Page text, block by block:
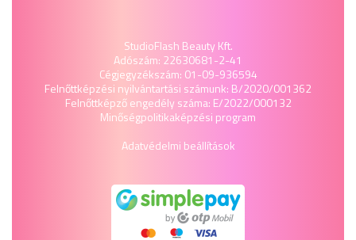
StudioFlash Beauty Kft.
Adószám: 22630681-2-41
Cégjegyzékszám: 01-09-936594
Felnőttképzési nyilvántartási számunk: B/2020/001362
Felnőttképző engedély száma: E/2022/000132
Minőségpolitikaképzési program
Adatvédelmi beállítások